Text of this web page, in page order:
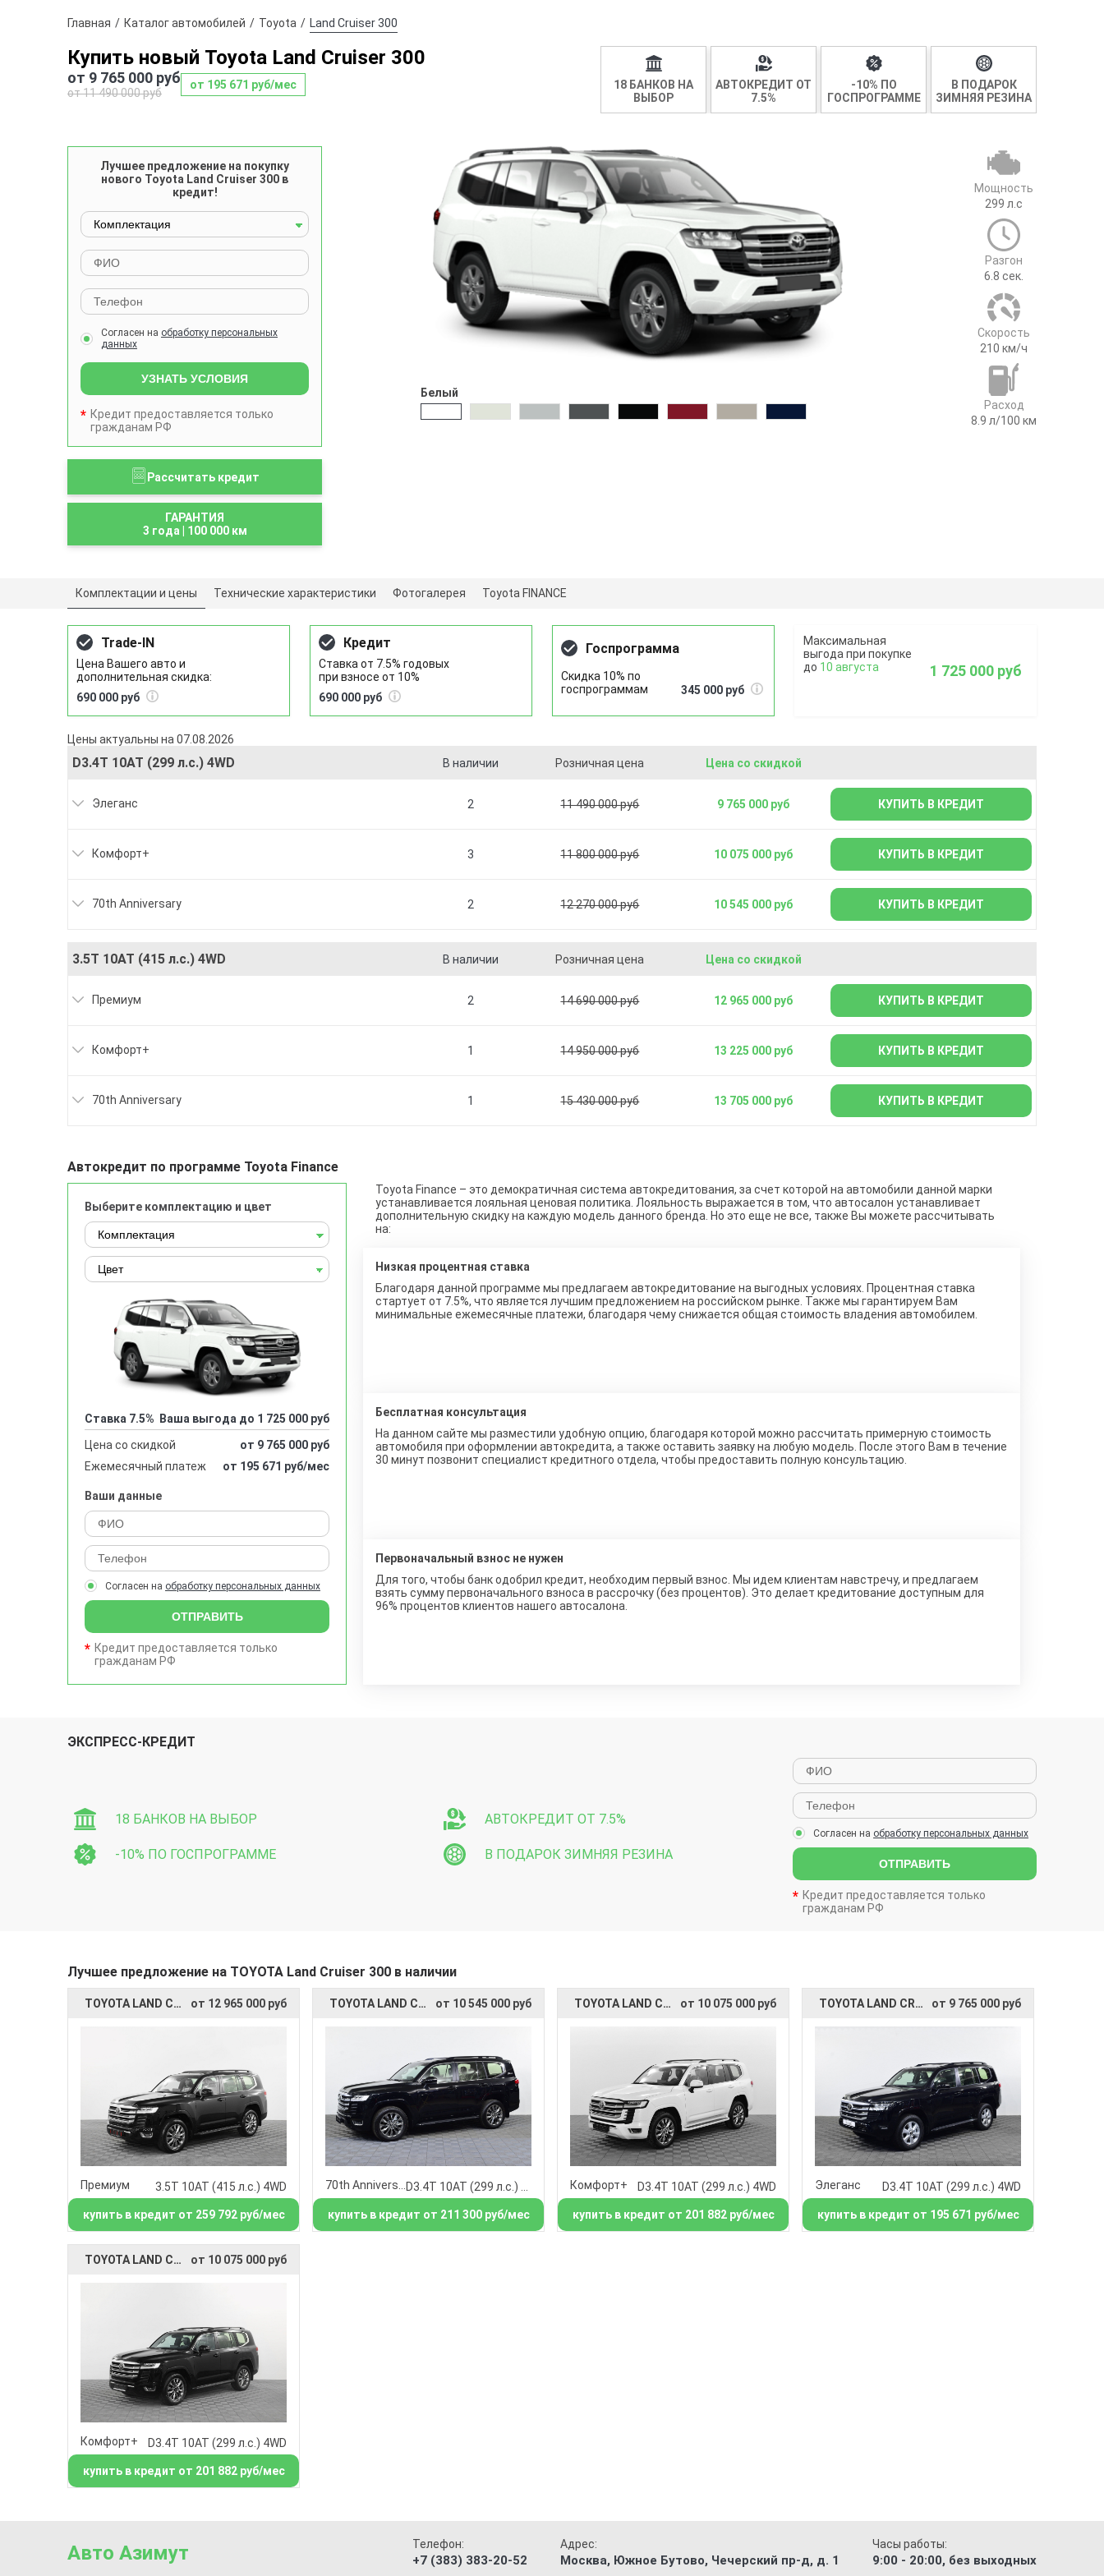
Главная Каталог автомобилей Toyota Land Cruiser 300
Купить новый Toyota Land Cruiser 300
от 9 765 000 руб
от 11 490 000 руб
от 195 671 руб/мес
18 БАНКОВ НА
ВЫБОР
АВТОКРЕДИТ ОТ
7.5%
-10% ПО
ГОСПРОГРАММЕ
В ПОДАРОК
ЗИМНЯЯ РЕЗИНА
Лучшее предложение на покупку
нового Toyota Land Cruiser 300 в
кредит!
Согласен на обработку персональных
данных
УЗНАТЬ УСЛОВИЯ
Кредит предоставляется только
гражданам РФ
Белый
Мощность
299 л.с
Разгон
6.8 сек.
Cкорость
210 км/ч
Расход
8.9 л/100 км
Рассчитать кредит
ГАРАНТИЯ
3 года
100 000 км
Комплектации и цены Технические характеристики Фотогалерея Toyota FINANCE
Trade-IN
Цена Вашего авто и
дополнительная скидка:
690 000 руб
Кредит
Ставка от 7.5% годовых
при взносе от 10%
690 000 руб
Госпрограмма
Скидка 10% по
госпрограммам
345 000 руб
10 августа 1 725 000 руб
Цены актуальны на 07.08.2026
D3.4T 10AT (299 л.с.) 4WD В наличии Розничная цена Цена со скидкой
Элеганс 2 11 490 000 руб 9 765 000 руб КУПИТЬ В КРЕДИТ
Комфорт+ 3 11 800 000 руб 10 075 000 руб КУПИТЬ В КРЕДИТ
70th Anniversary 2 12 270 000 руб 10 545 000 руб КУПИТЬ В КРЕДИТ
3.5T 10AT (415 л.с.) 4WD В наличии Розничная цена Цена со скидкой
Премиум 2 14 690 000 руб 12 965 000 руб КУПИТЬ В КРЕДИТ
Комфорт+ 1 14 950 000 руб 13 225 000 руб КУПИТЬ В КРЕДИТ
70th Anniversary 1 15 430 000 руб 13 705 000 руб КУПИТЬ В КРЕДИТ
Автокредит по программе Toyota Finance
Выберите комплектацию и цвет
Ставка 7.5%
Ваша выгода до 1 725 000 руб
Цена со скидкой
от 9 765 000 руб
Ежемесячный платеж
от 195 671 руб/мес
Ваши данные
Согласен на обработку персональных данных
ОТПРАВИТЬ
Кредит предоставляется только
гражданам РФ
Toyota Finance – это демократичная система автокредитования, за счет которой на автомобили данной марки
устанавливается лояльная ценовая политика. Лояльность выражается в том, что автосалон устанавливает
дополнительную скидку на каждую модель данного бренда. Но это еще не все, также Вы можете рассчитывать
на:
Низкая процентная ставка
Благодаря данной программе мы предлагаем автокредитование на выгодных условиях. Процентная ставка
стартует от 7.5%, что является лучшим предложением на российском рынке. Также мы гарантируем Вам
минимальные ежемесячные платежи, благодаря чему снижается общая стоимость владения автомобилем.
Бесплатная консультация
На данном сайте мы разместили удобную опцию, благодаря которой можно рассчитать примерную стоимость
автомобиля при оформлении автокредита, а также оставить заявку на любую модель. После этого Вам в течение
30 минут позвонит специалист кредитного отдела, чтобы предоставить полную консультацию.
Первоначальный взнос не нужен
Для того, чтобы банк одобрил кредит, необходим первый взнос. Мы идем клиентам навстречу, и предлагаем
взять сумму первоначального взноса в рассрочку (без процентов). Это делает кредитование доступным для
96% процентов клиентов нашего автосалона.
ЭКСПРЕСС-КРЕДИТ
18 БАНКОВ НА ВЫБОР АВТОКРЕДИТ ОТ 7.5%
-10% ПО ГОСПРОГРАММЕ В ПОДАРОК ЗИМНЯЯ РЕЗИНА
Согласен на обработку персональных данных
ОТПРАВИТЬ
Кредит предоставляется только
гражданам РФ
Лучшее предложение на TOYOTA Land Cruiser 300 в наличии
TOYOTA LAND CRUISER 300 от 12 965 000 руб
Премиум 3.5T 10AT (415 л.с.) 4WD
купить в кредит от 259 792 руб/мес
TOYOTA LAND CRUISER 300 от 10 545 000 руб
купить в кредит от 211 300 руб/мес
TOYOTA LAND CRUISER 300 от 10 075 000 руб
Комфорт+ D3.4T 10AT (299 л.с.) 4WD
купить в кредит от 201 882 руб/мес
TOYOTA LAND CRUISER 300 от 9 765 000 руб
Элеганс D3.4T 10AT (299 л.с.) 4WD
купить в кредит от 195 671 руб/мес
TOYOTA LAND CRUISER 300 от 10 075 000 руб
Комфорт+ D3.4T 10AT (299 л.с.) 4WD
купить в кредит от 201 882 руб/мес
Авто Азимут Телефон:
+7 (383) 383-20-52
Адрес:
Москва, Южное Бутово, Чечерский пр-д, д. 1
Часы работы:
9:00 - 20:00, без выходных